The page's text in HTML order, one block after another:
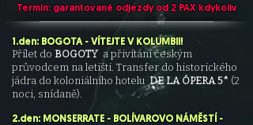
Termín: garantované odjezdy od 2 PAX kdykoliv
1.den: BOGOTA - VÍTEJTE V KOLUMBII!
Přílet do BOGOTY a přivítání českým
průvodcem na letišti. Transfer do historického
jádra do koloniálního hotelu DE LA ÓPERA 5* (2
noci, snídaně).
2.den: MONSERRATE - BOLÍVAROVO NÁMĚSTÍ -